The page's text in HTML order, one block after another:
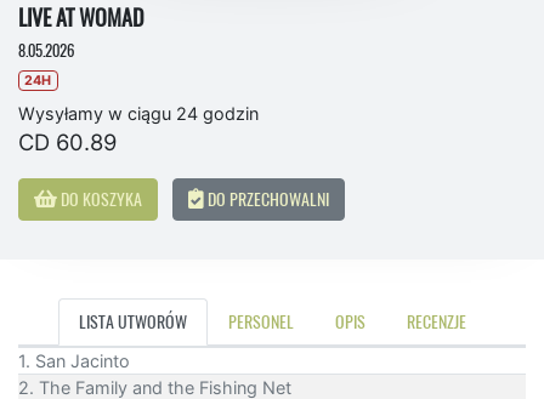
LIVE AT WOMAD
8.05.2026
24H
Wysyłamy w ciągu 24 godzin
CD 60.89
DO KOSZYKA DO PRZECHOWALNI
LISTA UTWORÓW PERSONEL OPIS RECENZJE
1. San Jacinto
2. The Family and the Fishing Net